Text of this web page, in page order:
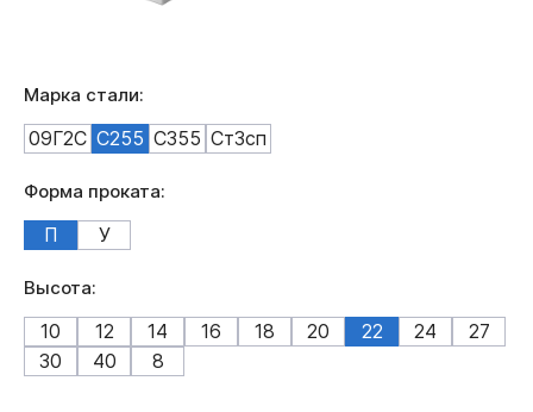
Марка стали:
09Г2С С255 С355 Ст3сп
Форма проката:
П У
Высота:
10 12 14 16 18 20 22 24
27
30
40 8